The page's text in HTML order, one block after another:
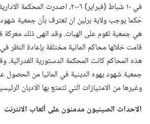
في ١٠ شباط (‏فبراير)‏ ٢٠٠٦،‏ اصدرت
حُكما يوجب ولاية برلين ان تعترف بأن جمعية شهود
قامت خلالها محاكم المانية مختلفة بإعادة النظر
هذه المحاكم كانت المحكمة الدستورية الفدرالية.‏
جمعية شهود يهوه الدينية في المانيا من الحصول
وغيرها من الامتيازات التي تتمتع بها الاديان
الاحداث الصينيون مدمنون على ألعاب الانترنت